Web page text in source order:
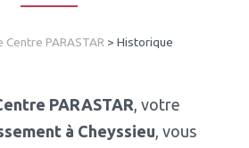
PARASTAR> Historique
PARASTAR, votre
à Cheyssieu, vous